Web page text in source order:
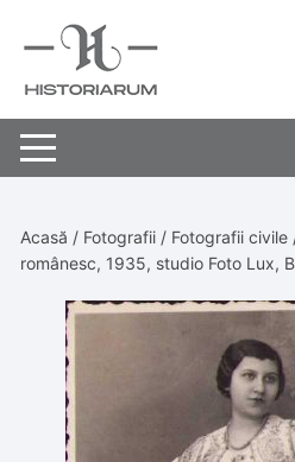
Acasă / Fotografii / Fotografii civile
românesc, 1935, studio Foto Lux,